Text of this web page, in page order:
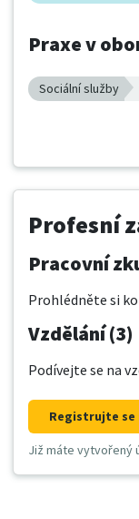
Praxe v
Sociální služby
Profesní
Pracovní
Prohlédněte si
Vzdělání (3)
Podívejte se na
Registrujte se
Již máte vytvořený